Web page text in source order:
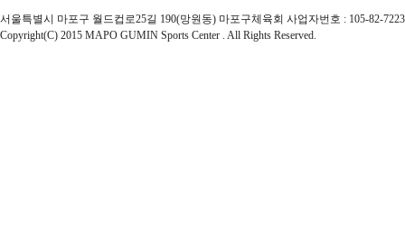
서울특별시 마포구 월드컵로25길 190(망원동) 마포구체육회 사업자번호 : 105-82-
Copyright(C) 2015 MAPO GUMIN Sports Center . All Rights Reserved.